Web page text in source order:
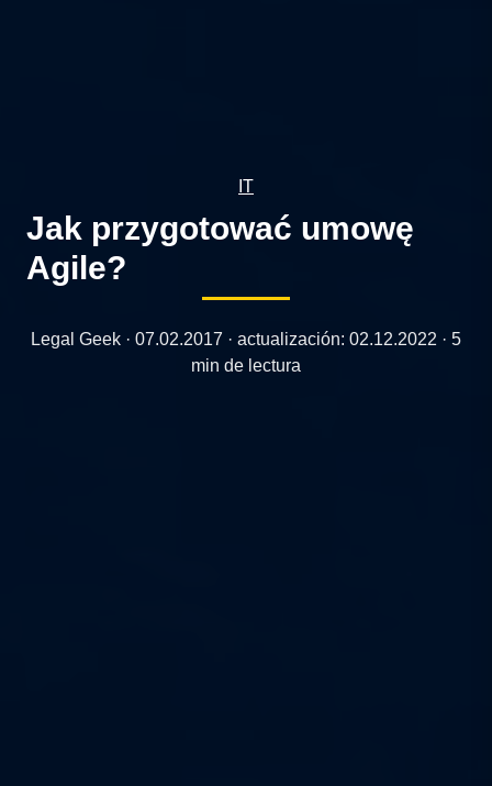
IT
Jak przygotować umowę
Agile?
Legal Geek · 07.02.2017 · actualización: 02.12.2022 · 5
min de lectura